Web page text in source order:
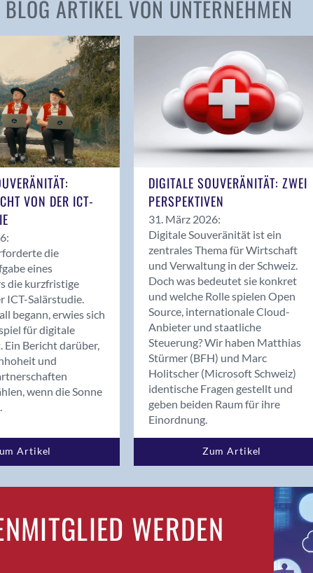
BLOG ARTIKEL VON UNTERNEHMEN
VON DER ICT-
die
eines
die kurzfristige
ICT-Salärstudie.
begann, erwies sich
für digitale
Ein Bericht darüber,
und
wenn die Sonne
Artikel
DIGITALE SOUVERÄNITÄT: ZWEI
PERSPEKTIVEN
31. März 2026:
Digitale Souveränität ist ein
zentrales Thema für Wirtschaft
und Verwaltung in der Schweiz.
Doch was bedeutet sie konkret
und welche Rolle spielen Open
Source, internationale Cloud-
Anbieter und staatliche
Steuerung? Wir haben Matthias
Stürmer (BFH) und Marc
Holitscher (Microsoft Schweiz)
identische Fragen gestellt und
geben beiden Raum für ihre
Einordnung.
Zum Artikel
WERDEN